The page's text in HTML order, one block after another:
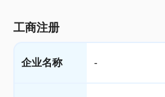
工商注册
企业名称 -